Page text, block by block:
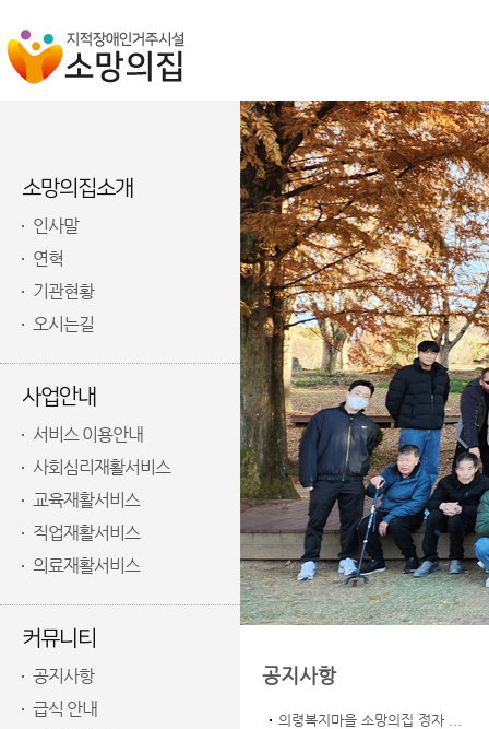
소망의집소개
인사말
연혁
기관현황
오시는길
사업안내
서비스 이용안내
사회심리재활서비스
교육재활서비스
직업재활서비스
의료재활서비스
커뮤니티
공지사항
급식 안내
공지사항
의령복지마을 소망의집 정자 ...